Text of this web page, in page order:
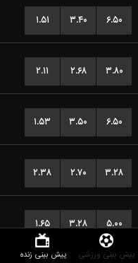
۱.۵۱ ۳.۴۰ ۶.۵۰
۲.۱۱ ۲.۶۸ ۳.۸۰
۱.۵۳ ۳.۵۰ ۶.۵۰
۲.۳۸ ۲.۷۰ ۳.۲۸
۱.۶۵ ۳.۲۸ ۵.۰۰
پیش بینی ورزشی پیش بینی زنده